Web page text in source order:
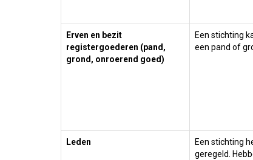
Erven en bezit
registergoederen (pand,
grond, onroerend goed)
Een stichting
een pand of
Leden
Een stichting
geregeld.